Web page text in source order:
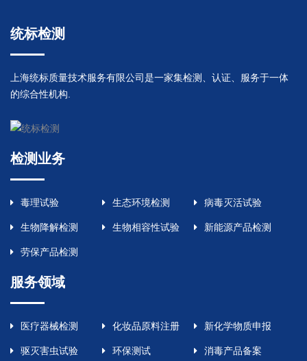
统标检测
上海统标质量技术服务有限公司是一家集检测、认证、服务于一体
的综合性机构.
检测业务
毒理试验 生态环境检测 病毒灭活试验
生物降解检测 生物相容性试验 新能源产品检测
劳保产品检测
服务领域
医疗器械检测 化妆品原料注册 新化学物质申报
驱灭害虫试验 环保测试 消毒产品备案